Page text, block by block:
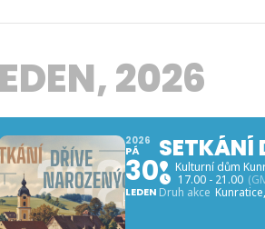
2026
2026
PÁ
30
LEDEN
SETKÁNÍ
Kulturní dům
17.00 - 21.00
Druh akce